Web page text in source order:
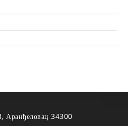
Аранђеловац 34300